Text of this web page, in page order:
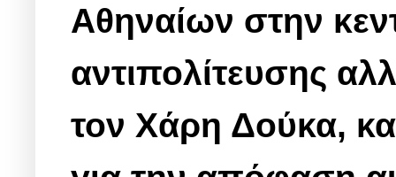
Αθηναίων στην
αντιπολίτευσης
τον Χάρη Δούκα,